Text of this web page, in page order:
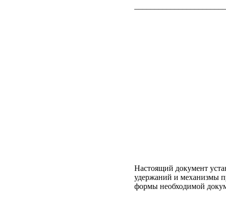
Настоящий документ
удержаний и механизмы
формы необходимой